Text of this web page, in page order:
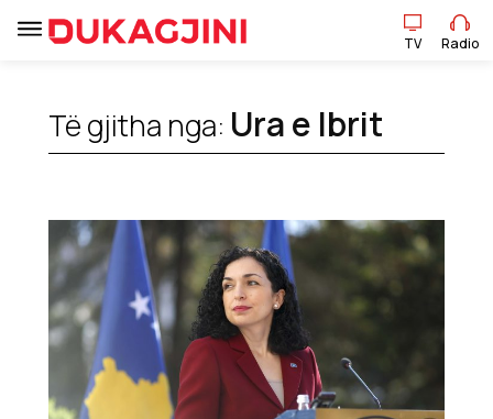
TV
Lajme
Sport
Pikëpamje
Art Jete
TV Radio
Të gjitha nga: Ura e Ibrit